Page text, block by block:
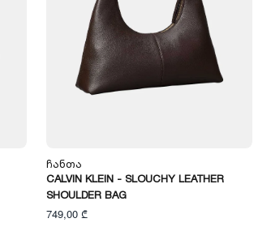
Ჩანთა
CALVIN KLEIN - SLOUCHY LEATHER
SHOULDER BAG
749,00 ₾